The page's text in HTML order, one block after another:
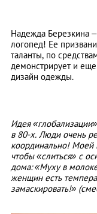
Надежда Березкина
логопед! Ее
таланты, по
демонстрирует и
дизайн одежды.
Идея
в 80-х. Люди очень
координально! Моей
чтобы «слиться» с
дома: «Муху в
женщин есть
замаскировать!»